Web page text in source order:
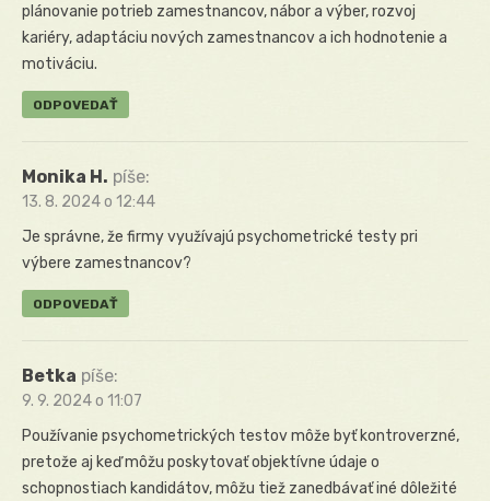
plánovanie potrieb zamestnancov, nábor a výber, rozvoj
kariéry, adaptáciu nových zamestnancov a ich hodnotenie a
motiváciu.
ODPOVEDAŤ
Monika H. píše:
13. 8. 2024 o 12:44
Je správne, že firmy využívajú psychometrické testy pri
výbere zamestnancov?
ODPOVEDAŤ
Betka píše:
9. 9. 2024 o 11:07
Používanie psychometrických testov môže byť kontroverzné,
pretože aj keď môžu poskytovať objektívne údaje o
schopnostiach kandidátov, môžu tiež zanedbávať iné dôležité